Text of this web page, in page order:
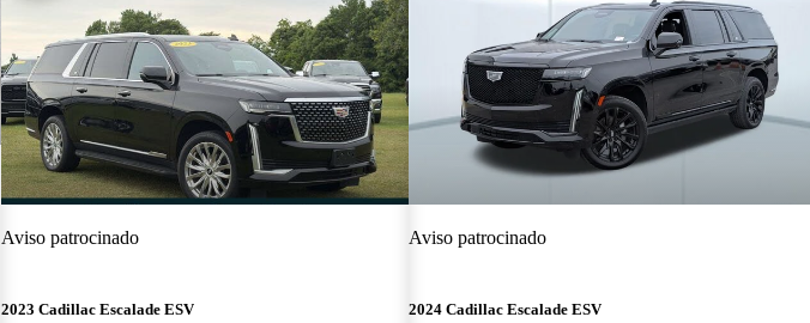
Aviso patrocinado
2023 Cadillac Escalade ESV
Aviso patrocinado
2024 Cadillac Escalade ESV